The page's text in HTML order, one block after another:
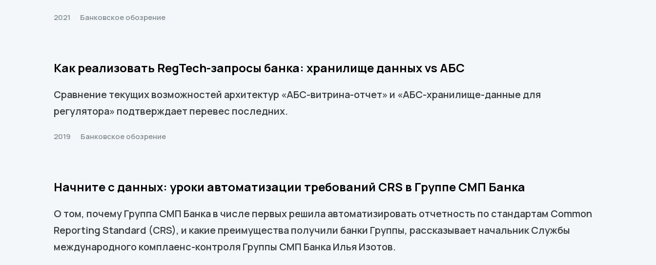
2021 Банковское обозрение
Как реализовать RegTech-запросы банка: хранилище данных vs АБС
Сравнение текущих возможностей архитектур «АБС-витрина-отчет» и «АБС-хранилище-данные для
регулятора» подтверждает перевес последних.
2019 Банковское обозрение
Начните с данных: уроки автоматизации требований CRS в Группе СМП Банка
О том, почему Группа СМП Банка в числе первых решила автоматизировать отчетность по стандартам Common
Reporting Standard (CRS), и какие преимущества получили банки Группы, рассказывает начальник Службы
международного комплаенс-контроля Группы СМП Банка Илья Изотов.